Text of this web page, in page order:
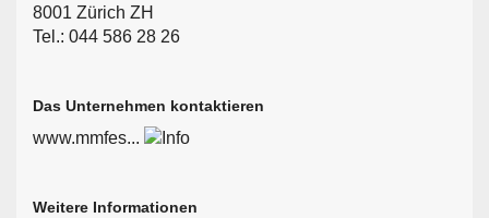
8001 Zürich ZH
Tel.: 044 586 28 26
Das Unternehmen kontaktieren
www.mmfes...
Weitere Informationen